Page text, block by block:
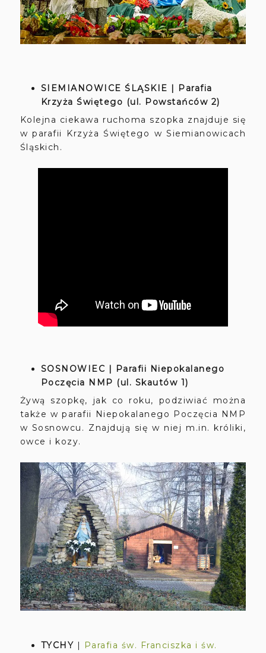
SIEMIANOWICE ŚLĄSKIE | Parafia
Krzyża Świętego (ul. Powstańców 2)
Kolejna ciekawa ruchoma szopka znajduje się
w parafii Krzyża Świętego w Siemianowicach
Śląskich.
SOSNOWIEC | Parafii Niepokalanego
Poczęcia NMP (ul. Skautów 1)
Żywą szopkę, jak co roku, podziwiać można
także w parafii Niepokalanego Poczęcia NMP
w Sosnowcu. Znajdują się w niej m.in. króliki,
owce i kozy.
TYCHY | Parafia św. Franciszka i św.